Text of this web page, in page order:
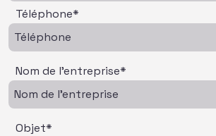
Téléphone*
Nom de l'entreprise*
Objet*